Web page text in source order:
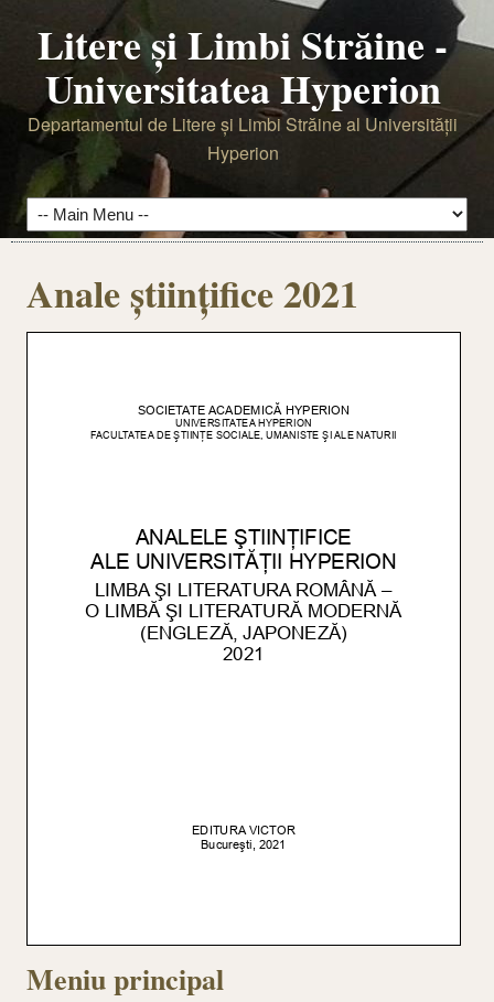
Litere şi Limbi Străine -
Universitatea Hyperion
Departamentul de Litere şi Limbi Străine al Universităţii
Hyperion
Anale științifice 2021
Meniu principal